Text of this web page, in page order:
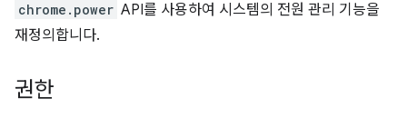
chrome.power API를 사용하여 시스템의 전원 관리 기능을
재정의합니다.
권한